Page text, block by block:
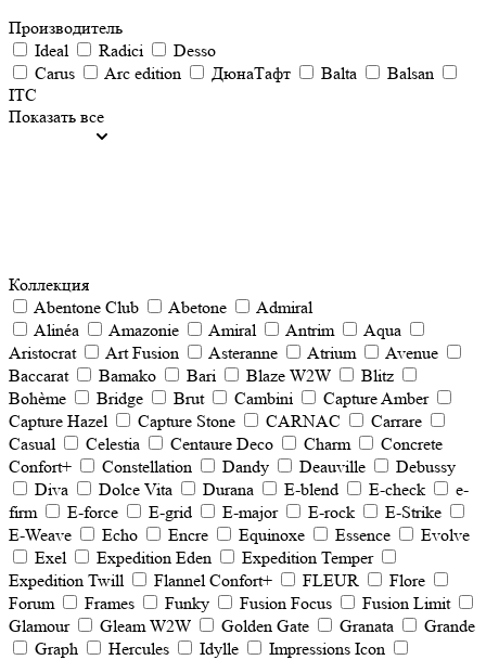
Производитель
Ideal
Radici
Desso
Carus
Arc edition ДюнаТафт Balta
Balsan
ITC
Показать все
Коллекция
Abentone Club
Abetone
Admiral
Alinéa
Amazonie Amiral Antrim
Aqua
Aristocrat
Art Fusion Asteranne Atrium
Avenue
Baccarat
Bamako Bari Blaze W2W
Blitz
Bohème
Bridge Brut Cambini
Capture Amber
Capture Hazel
Capture Stone CARNAC
Carrare
Casual
Celestia Centaure Deco Charm
Concrete
Confort+
Constellation Dandy Deauville
Debussy
Diva
Dolce Vita Durana E-blend E-check
e-
firm
E-force E-grid E-major E-rock
E-Strike
E-Weave
Echo Encre Equinoxe Essence
Evolve
Exel
Expedition Eden
Expedition Temper
Expedition Twill
Flannel Confort+ FLEUR
Flore
Forum
Frames Funky Fusion Focus
Fusion Limit
Glamour
Gleam W2W Golden Gate Granata
Grande
Graph
Hercules Idylle
Impressions Icon